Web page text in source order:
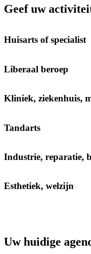
Geef uw
Huisarts of specialist
Liberaal beroep
Kliniek, ziekenhuis,
Tandarts
Industrie, reparatie,
Esthetiek, welzijn
Uw huidige